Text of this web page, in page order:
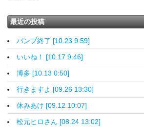
最近の投稿
バンプ終了 [10.23 9:59]
いいね！ [10.17 9:46]
博多 [10.13 0:50]
行きますよ [09.26 13:30]
休みあけ [09.12 10:07]
松元ヒロさん [08.24 13:02]